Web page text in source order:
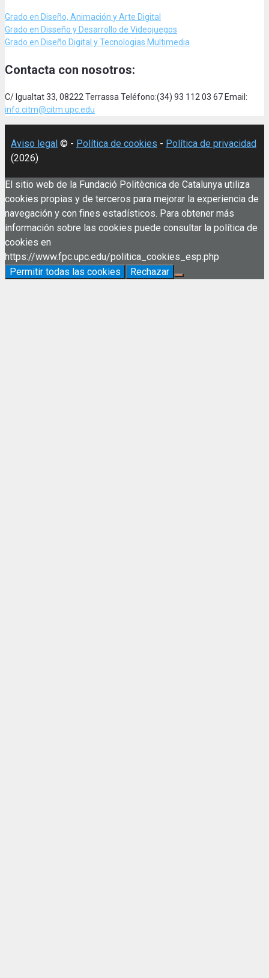
Grado en Diseño, Animación y Arte Digital
Grado en Disseño y Desarrollo de Videojuegos
Grado en Diseño Digital y Tecnologias Multimedia
Contacta con nosotros:
C/ Igualtat 33, 08222 Terrassa Teléfono:(34) 93 112 03 67 Email:
info.citm@citm.upc.edu
Aviso legal © - Política de cookies - Política de privacidad
(2026)
El sitio web de la Fundació Politècnica de Catalunya utiliza
cookies propias y de terceros para mejorar la experiencia de
navegación y con fines estadísticos. Para obtener más
información sobre las cookies puede consultar la política de
cookies en
https://www.fpc.upc.edu/politica_cookies_esp.php
Permitir todas las cookies
Rechazar